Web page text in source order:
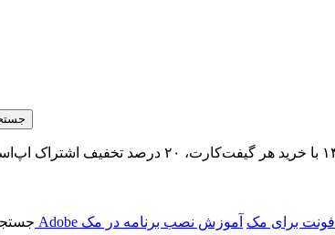
فونت برای مک آموزش نصب برنامه در مک